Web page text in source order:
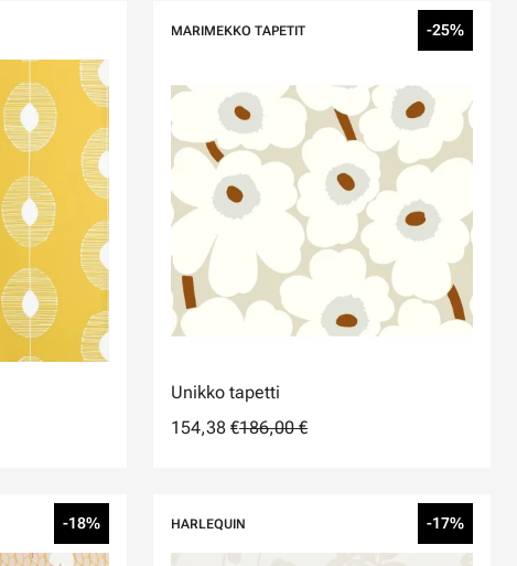
MARIMEKKO TAPETIT -25%
Unikko tapetti
154,38 €186,00 €
-18% HARLEQUIN -17%